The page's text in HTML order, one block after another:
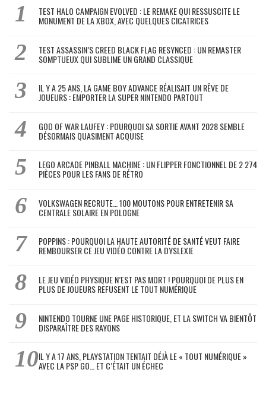
TEST HALO CAMPAIGN EVOLVED : LE REMAKE QUI RESSUSCITE LE
MONUMENT DE LA XBOX, AVEC QUELQUES CICATRICES
TEST ASSASSIN’S CREED BLACK FLAG RESYNCED : UN REMASTER
SOMPTUEUX QUI SUBLIME UN GRAND CLASSIQUE
IL Y A 25 ANS, LA GAME BOY ADVANCE RÉALISAIT UN RÊVE DE
JOUEURS : EMPORTER LA SUPER NINTENDO PARTOUT
GOD OF WAR LAUFEY : POURQUOI SA SORTIE AVANT 2028 SEMBLE
DÉSORMAIS QUASIMENT ACQUISE
LEGO ARCADE PINBALL MACHINE : UN FLIPPER FONCTIONNEL DE 2 274
PIÈCES POUR LES FANS DE RÉTRO
VOLKSWAGEN RECRUTE… 100 MOUTONS POUR ENTRETENIR SA
CENTRALE SOLAIRE EN POLOGNE
POPPINS : POURQUOI LA HAUTE AUTORITÉ DE SANTÉ VEUT FAIRE
REMBOURSER CE JEU VIDÉO CONTRE LA DYSLEXIE
LE JEU VIDÉO PHYSIQUE N’EST PAS MORT ! POURQUOI DE PLUS EN
PLUS DE JOUEURS REFUSENT LE TOUT NUMÉRIQUE
NINTENDO TOURNE UNE PAGE HISTORIQUE, ET LA SWITCH VA BIENTÔT
DISPARAÎTRE DES RAYONS
IL Y A 17 ANS, PLAYSTATION TENTAIT DÉJÀ LE « TOUT NUMÉRIQUE »
AVEC LA PSP GO… ET C’ÉTAIT UN ÉCHEC